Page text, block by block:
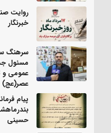
روایت
خبرنگار
سرهنگ
مسئول
عمومی و
عصر(عج)
پیام
حسینی